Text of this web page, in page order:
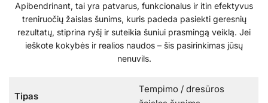
Apibendrinant, tai yra patvarus, funkcionalus ir itin efektyvus
treniruočių žaislas šunims, kuris padeda pasiekti geresnių
rezultatų, stiprina ryšį ir suteikia šuniui prasmingą veiklą. Jei
ieškote kokybės ir realios naudos – šis pasirinkimas jūsų
nenuvils.
Tipas
Tempimo / dresūros